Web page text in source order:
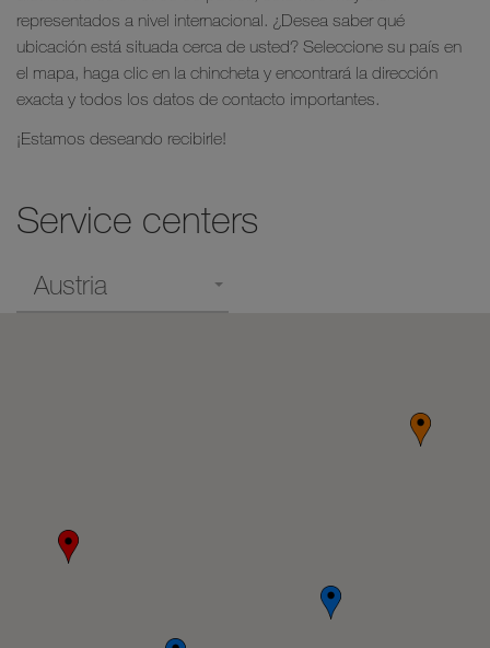
representados a nivel internacional. ¿Desea saber qué
ubicación está situada cerca de usted? Seleccione su país en
el mapa, haga clic en la chincheta y encontrará la dirección
exacta y todos los datos de contacto importantes.
¡Estamos deseando recibirle!
Service centers